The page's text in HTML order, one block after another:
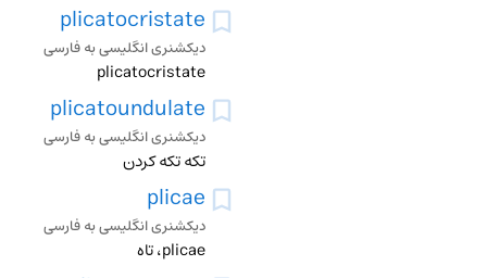
plicatocristate
دیکشنری انگلیسی به فارسی
plicatocristate
plicatoundulate
دیکشنری انگلیسی به فارسی
تکه تکه کردن
plicae
دیکشنری انگلیسی به فارسی
plicae، تاه